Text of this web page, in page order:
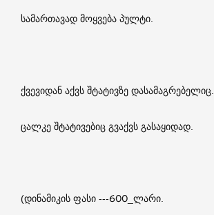
სამართავად მოყვება პულტი.
ქვევიდან აქვს შტატივზე დასამაგრებელიც.
ცალკე შტატივებიც გვაქვს გასაყიდად.
(დინამიკის ფასი ---600_ლარი.